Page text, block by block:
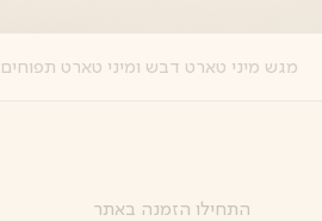
מגש מיני טארט דבש ומיני טארט תפוחים
התחילו הזמנה באתר